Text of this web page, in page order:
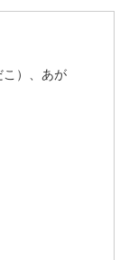
こ）、あが